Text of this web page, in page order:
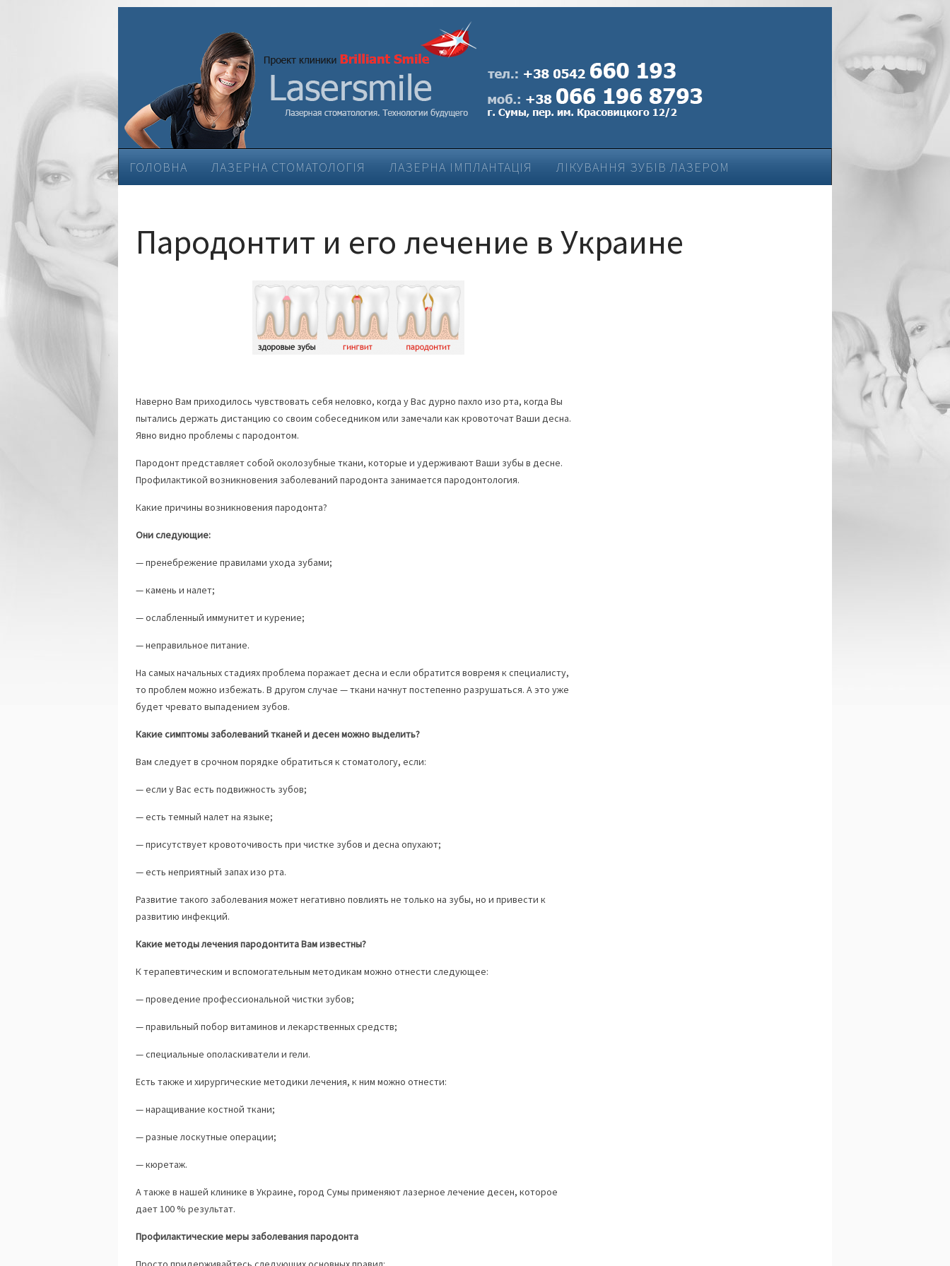
ГОЛОВНА ЛАЗЕРНА СТОМАТОЛОГІЯ ЛАЗЕРНА ІМПЛАНТАЦІЯ
ЛІКУВАННЯ ЗУБІВ ЛАЗЕРОМ
ЕСТЕТИЧНА СТОМАТОЛОГІЯ
ЛІКУВАННЯ ЗАХВОРЮВАНЬ ПАРОДОНТУ
Пародонтит и его лечение в Украине
Наверно Вам приходилось чувствовать себя неловко, когда у Вас дурно пахло изо рта, когда Вы
пытались держать дистанцию со своим собеседником или замечали как кровоточат Ваши десна.
Явно видно проблемы с пародонтом.
Пародонт представляет собой околозубные ткани, которые и удерживают Ваши зубы в десне.
Профилактикой возникновения заболеваний пародонта занимается пародонтология.
Какие причины возникновения пародонта?
Они следующие:
— пренебрежение правилами ухода зубами;
— камень и налет;
— ослабленный иммунитет и курение;
— неправильное питание.
На самых начальных стадиях проблема поражает десна и если обратится вовремя к специалисту,
то проблем можно избежать. В другом случае — ткани начнут постепенно разрушаться. А это уже
будет чревато выпадением зубов.
Какие симптомы заболеваний тканей и десен можно выделить?
Вам следует в срочном порядке обратиться к стоматологу, если:
— если у Вас есть подвижность зубов;
— есть темный налет на языке;
— присутствует кровоточивость при чистке зубов и десна опухают;
— есть неприятный запах изо рта.
Развитие такого заболевания может негативно повлиять не только на зубы, но и привести к
развитию инфекций.
Какие методы лечения пародонтита Вам известны?
К терапевтическим и вспомогательным методикам можно отнести следующее:
— проведение профессиональной чистки зубов;
— правильный побор витаминов и лекарственных средств;
— специальные ополаскиватели и гели.
Есть также и хирургические методики лечения, к ним можно отнести:
— наращивание костной ткани;
— разные лоскутные операции;
— кюретаж.
А также в нашей клинике в Украине, город Сумы применяют лазерное лечение десен, которое
дает 100 % результат.
Профилактические меры заболевания пародонта